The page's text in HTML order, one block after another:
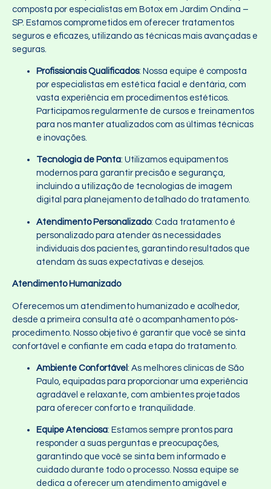
composta por especialistas em Botox em Jardim Ondina –
SP. Estamos comprometidos em oferecer tratamentos
seguros e eficazes, utilizando as técnicas mais avançadas e
seguras.
Profissionais Qualificados: Nossa equipe é composta
por especialistas em estética facial e dentária, com
vasta experiência em procedimentos estéticos.
Participamos regularmente de cursos e treinamentos
para nos manter atualizados com as últimas técnicas
e inovações.
Tecnologia de Ponta: Utilizamos equipamentos
modernos para garantir precisão e segurança,
incluindo a utilização de tecnologias de imagem
digital para planejamento detalhado do tratamento.
Atendimento Personalizado: Cada tratamento é
personalizado para atender às necessidades
individuais dos pacientes, garantindo resultados que
atendam às suas expectativas e desejos.
Atendimento Humanizado
Oferecemos um atendimento humanizado e acolhedor,
desde a primeira consulta até o acompanhamento pós-
procedimento. Nosso objetivo é garantir que você se sinta
confortável e confiante em cada etapa do tratamento.
Ambiente Confortável : As melhores clinicas de São
Paulo, equipadas para proporcionar uma experiência
agradável e relaxante, com ambientes projetados
para oferecer conforto e tranquilidade.
Equipe Atenciosa: Estamos sempre prontos para
responder a suas perguntas e preocupações,
garantindo que você se sinta bem informado e
cuidado durante todo o processo. Nossa equipe se
dedica a oferecer um atendimento amigável e